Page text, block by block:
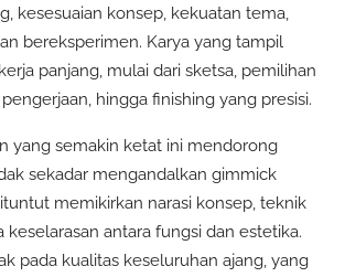
kesesuaian konsep, kekuatan tema,
bereksperimen. Karya yang tampil
panjang, mulai dari sketsa, pemilihan
hingga finishing yang presisi.
yang semakin ketat ini mendorong
sekadar mengandalkan gimmick
memikirkan narasi konsep, teknik
keselarasan antara fungsi dan estetika.
pada kualitas keseluruhan ajang, yang